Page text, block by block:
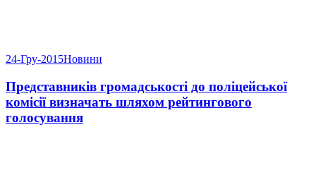
24-Гру-2015Новини
Представників громадськості до поліцейської
комісії визначать шляхом рейтингового
голосування